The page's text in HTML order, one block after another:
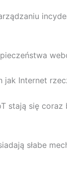
jak Internet
stają się
słabe